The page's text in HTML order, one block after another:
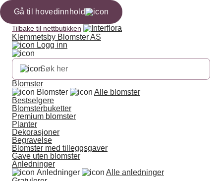
Gå til hovedinnhold
Tilbake til nettbutikken
Klemmetsby Blomster AS
Logg inn
Blomster
Blomster
Alle blomster
Bestselgere
Blomsterbuketter
Premium blomster
Planter
Dekorasjoner
Begravelse
Blomster med tilleggsgaver
Gave uten blomster
Anledninger
Anledninger
Alle anledninger